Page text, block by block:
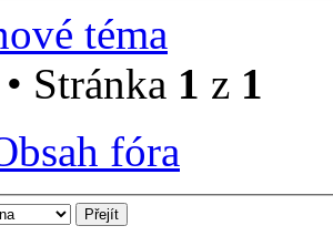
téma
Stránka 1 z 1
fóra